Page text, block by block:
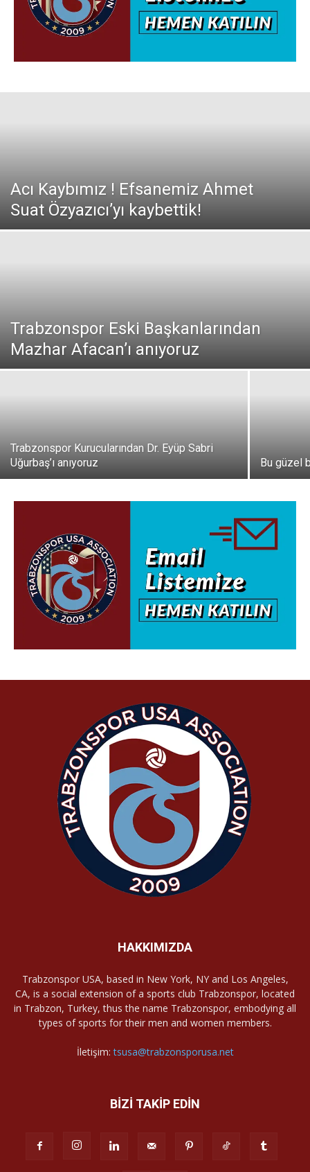
Acı Kaybımız ! Efsanemiz Ahmet
Suat Özyazıcı’yı kaybettik!
Trabzonspor Eski Başkanlarından
Mazhar Afacan’ı anıyoruz
Trabzonspor Kurucularından Dr. Eyüp Sabri
Uğurbaş’ı anıyoruz
Bu güzel
HAKKIMIZDA
Trabzonspor USA, based in New York, NY and Los Angeles,
CA, is a social extension of a sports club Trabzonspor, located
in Trabzon, Turkey, thus the name Trabzonspor, embodying all
types of sports for their men and women members.
İletişim:tsusa@trabzonsporusa.net
BİZİ TAKİP EDİN